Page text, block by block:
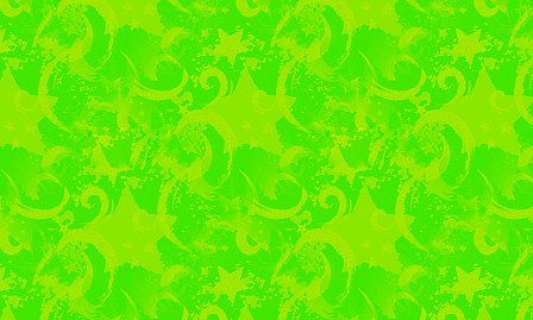
самом начале
маленькими сёстрами
Германии. В конце
советскими
Алексеевна 33 года
вместе с